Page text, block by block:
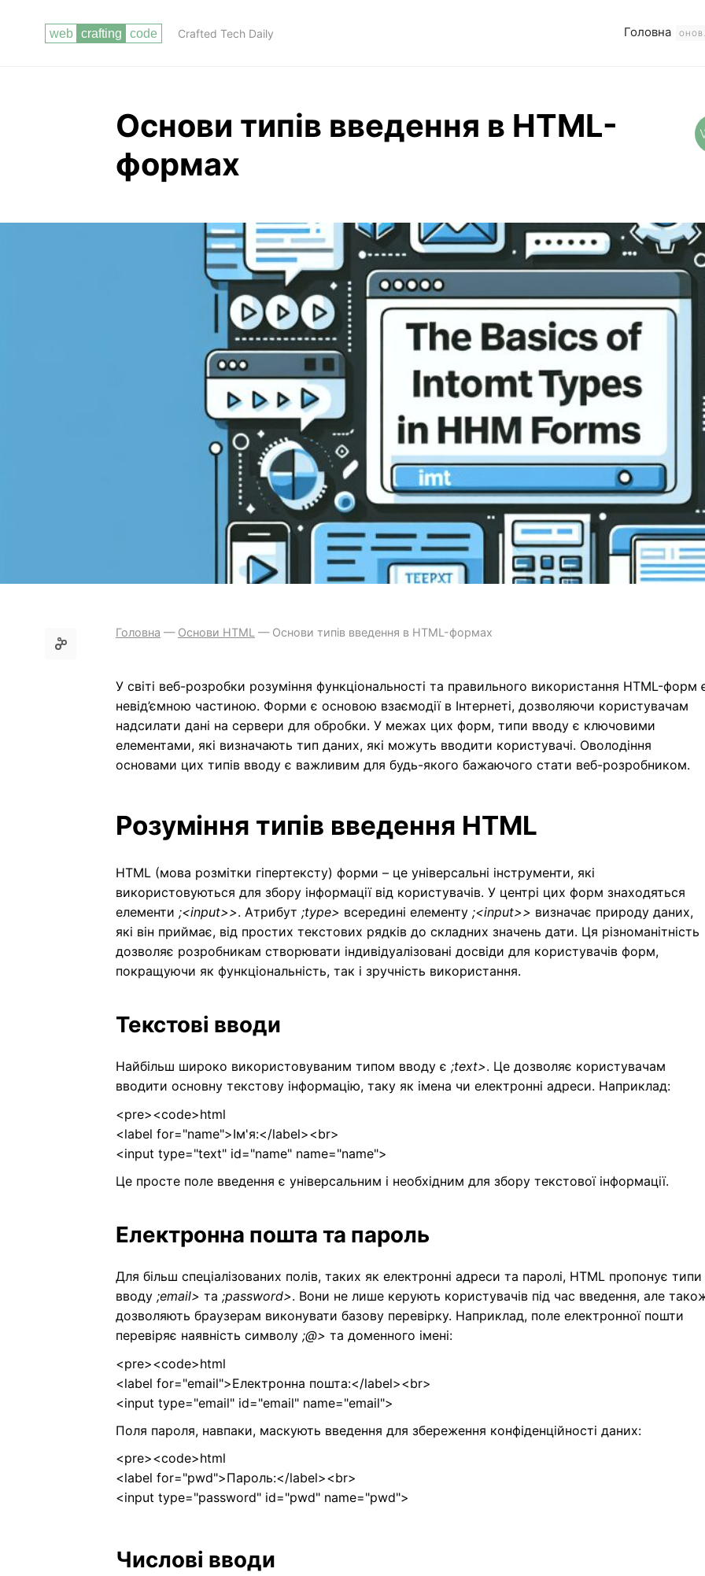
Crafted Tech Daily Головна
Основи типів введення в HTML-
формах
Головна — Основи HTML — Основи типів введення в HTML-формах
У світі веб-розробки розуміння функціональності та правильного використання HTML-форм
невід’ємною частиною. Форми є основою взаємодії в Інтернеті, дозволяючи користувачам
надсилати дані на сервери для обробки. У межах цих форм, типи вводу є ключовими
елементами, які визначають тип даних, які можуть вводити користувачі. Оволодіння
основами цих типів вводу є важливим для будь-якого бажаючого стати веб-розробником.
Розуміння типів введення HTML
HTML (мова розмітки гіпертексту) форми – це універсальні інструменти, які
використовуються для збору інформації від користувачів. У центрі цих форм знаходяться
елементи ;<input>>. Атрибут ;type> всередині елементу ;<input>> визначає природу даних,
які він приймає, від простих текстових рядків до складних значень дати. Ця різноманітність
дозволяє розробникам створювати індивідуалізовані досвіди для користувачів форм,
покращуючи як функціональність, так і зручність використання.
Текстові вводи
Найбільш широко використовуваним типом вводу є ;text>. Це дозволяє користувачам
вводити основну текстову інформацію, таку як імена чи електронні адреси. Наприклад:
<pre><code>html
<label for="name">Ім'я:</label><br>
<input type="text" id="name" name="name">
Це просте поле введення є універсальним і необхідним для збору текстової інформації.
Електронна пошта та пароль
Для більш спеціалізованих полів, таких як електронні адреси та паролі, HTML пропонує типи
вводу ;email> та ;password>. Вони не лише керують користувачів під час введення, але
дозволяють браузерам виконувати базову перевірку. Наприклад, поле електронної пошти
перевіряє наявність символу ;@> та доменного імені:
<pre><code>html
<label for="email">Електронна пошта:</label><br>
<input type="email" id="email" name="email">
Поля пароля, навпаки, маскують введення для збереження конфіденційності даних:
<pre><code>html
<label for="pwd">Пароль:</label><br>
<input type="password" id="pwd" name="pwd">
Числові вводи